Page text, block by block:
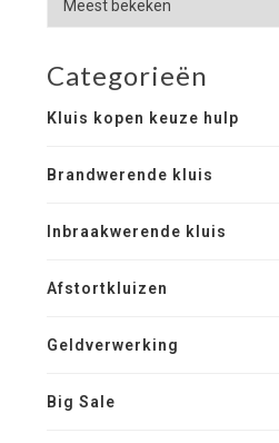
Categorieën
Kluis kopen keuze hulp
Brandwerende kluis
Inbraakwerende kluis
Afstortkluizen
Geldverwerking
Big Sale